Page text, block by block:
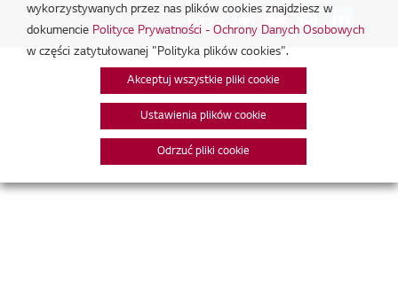
Połącz:
wykorzystywanych przez nas plików cookies znajdziesz w
dokumencie Polityce Prywatności - Ochrony Danych Osobowych
w części zatytułowanej "Polityka plików cookies".
Akceptuj wszystkie pliki cookie
Ustawienia plików cookie
Odrzuć pliki cookie